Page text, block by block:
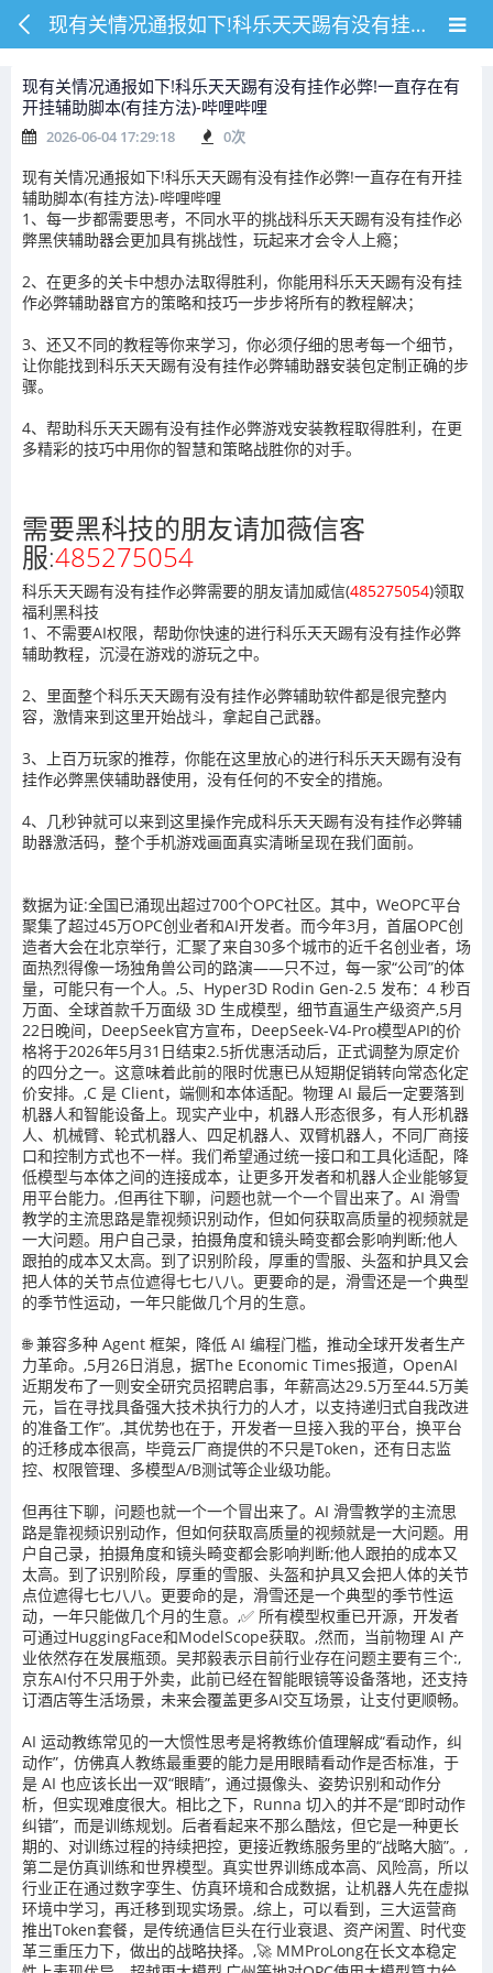
现有关情况通报如下!科乐天天踢有没有挂作必弊!一直存在有开挂辅助脚本(有挂方法)-哔哩哔哩
现有关情况通报如下!科乐天天踢有没有挂作必弊!一直存在有
开挂辅助脚本(有挂方法)-哔哩哔哩
2026-06-04 17:29:18 0次
现有关情况通报如下!科乐天天踢有没有挂作必弊!一直存在有开挂
辅助脚本(有挂方法)-哔哩哔哩
1、每一步都需要思考，不同水平的挑战科乐天天踢有没有挂作必
弊黑侠辅助器会更加具有挑战性，玩起来才会令人上瘾；
2、在更多的关卡中想办法取得胜利，你能用科乐天天踢有没有挂
作必弊辅助器官方的策略和技巧一步步将所有的教程解决；
3、还又不同的教程等你来学习，你必须仔细的思考每一个细节，
让你能找到科乐天天踢有没有挂作必弊辅助器安装包定制正确的步
骤。
4、帮助科乐天天踢有没有挂作必弊游戏安装教程取得胜利，在更
多精彩的技巧中用你的智慧和策略战胜你的对手。
需要黑科技的朋友请加薇信客
服:485275054
科乐天天踢有没有挂作必弊需要的朋友请加威信(485275054)领取
福利黑科技
1、不需要AI权限，帮助你快速的进行科乐天天踢有没有挂作必弊
辅助教程，沉浸在游戏的游玩之中。
2、里面整个科乐天天踢有没有挂作必弊辅助软件都是很完整内
容，激情来到这里开始战斗，拿起自己武器。
3、上百万玩家的推荐，你能在这里放心的进行科乐天天踢有没有
挂作必弊黑侠辅助器使用，没有任何的不安全的措施。
4、几秒钟就可以来到这里操作完成科乐天天踢有没有挂作必弊辅
助器激活码，整个手机游戏画面真实清晰呈现在我们面前。
数据为证:全国已涌现出超过700个OPC社区。其中，WeOPC平台
聚集了超过45万OPC创业者和AI开发者。而今年3月，首届OPC创
造者大会在北京举行，汇聚了来自30多个城市的近千名创业者，场
面热烈得像一场独角兽公司的路演——只不过，每一家“公司”的体
量，可能只有一个人。,5、Hyper3D Rodin Gen-2.5 发布：4 秒百
万面、全球首款千万面级 3D 生成模型，细节直逼生产级资产,5月
22日晚间，DeepSeek官方宣布，DeepSeek-V4-Pro模型API的价
格将于2026年5月31日结束2.5折优惠活动后，正式调整为原定价
的四分之一。这意味着此前的限时优惠已从短期促销转向常态化定
价安排。,C 是 Client，端侧和本体适配。物理 AI 最后一定要落到
机器人和智能设备上。现实产业中，机器人形态很多，有人形机器
人、机械臂、轮式机器人、四足机器人、双臂机器人，不同厂商接
口和控制方式也不一样。我们希望通过统一接口和工具化适配，降
低模型与本体之间的连接成本，让更多开发者和机器人企业能够复
用平台能力。,但再往下聊，问题也就一个一个冒出来了。AI 滑雪
教学的主流思路是靠视频识别动作，但如何获取高质量的视频就是
一大问题。用户自己录，拍摄角度和镜头畸变都会影响判断;他人
跟拍的成本又太高。到了识别阶段，厚重的雪服、头盔和护具又会
把人体的关节点位遮得七七八八。更要命的是，滑雪还是一个典型
的季节性运动，一年只能做几个月的生意。
🌐 兼容多种 Agent 框架，降低 AI 编程门槛，推动全球开发者生产
力革命。,5月26日消息，据The Economic Times报道，OpenAI
近期发布了一则安全研究员招聘启事，年薪高达29.5万至44.5万美
元，旨在寻找具备强大技术执行力的人才，以支持递归式自我改进
的准备工作”。,其优势也在于，开发者一旦接入我的平台，换平台
的迁移成本很高，毕竟云厂商提供的不只是Token，还有日志监
控、权限管理、多模型A/B测试等企业级功能。
但再往下聊，问题也就一个一个冒出来了。AI 滑雪教学的主流思
路是靠视频识别动作，但如何获取高质量的视频就是一大问题。用
户自己录，拍摄角度和镜头畸变都会影响判断;他人跟拍的成本又
太高。到了识别阶段，厚重的雪服、头盔和护具又会把人体的关节
点位遮得七七八八。更要命的是，滑雪还是一个典型的季节性运
动，一年只能做几个月的生意。,✅ 所有模型权重已开源，开发者
可通过HuggingFace和ModelScope获取。,然而，当前物理 AI 产
业依然存在发展瓶颈。吴邦毅表示目前行业存在问题主要有三个:,
京东AI付不只用于外卖，此前已经在智能眼镜等设备落地，还支持
订酒店等生活场景，未来会覆盖更多AI交互场景，让支付更顺畅。
AI 运动教练常见的一大惯性思考是将教练价值理解成“看动作，纠
动作”，仿佛真人教练最重要的能力是用眼睛看动作是否标准，于
是 AI 也应该长出一双“眼睛”，通过摄像头、姿势识别和动作分
析，但实现难度很大。相比之下，Runna 切入的并不是“即时动作
纠错”，而是训练规划。后者看起来不那么酷炫，但它是一种更长
期的、对训练过程的持续把控，更接近教练服务里的“战略大脑”。,
第二是仿真训练和世界模型。真实世界训练成本高、风险高，所以
行业正在通过数字孪生、仿真环境和合成数据，让机器人先在虚拟
环境中学习，再迁移到现实场景。,综上，可以看到，三大运营商
推出Token套餐，是传统通信巨头在行业衰退、资产闲置、时代变
革三重压力下，做出的战略抉择。,🚀 MMProLong在长文本稳定